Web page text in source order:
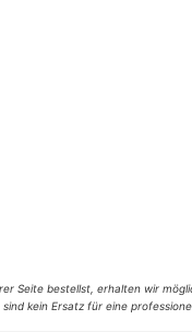
Seite bestellst, erhalten wir
kein Ersatz für eine